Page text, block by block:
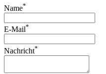
Name*
E-Mail*
Nachricht*